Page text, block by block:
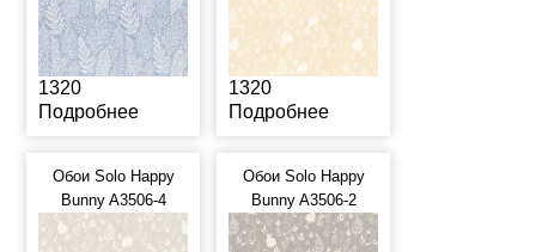
1320
Подробнее
1320
Подробнее
Обои Solo Happy
Bunny A3506-4
Обои Solo Happy
Bunny A3506-2